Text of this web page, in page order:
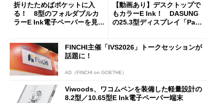
折りたためばポケットに入
る！ 8型のフォルダブルカ
ラーE Ink電子ペーパーを見て
【動画あり】デスクトップで
もカラーE Ink！ DASUNG
の25.3型ディスプレイ「Pape
FINCHI主催「IVS2026」トークセッションが
話題に！
AD（FINCHI on GOETHE）
Viwoods、ワコムペンを装備した軽量設計の
8.2型／10.65型E Ink電子ペーパー端末